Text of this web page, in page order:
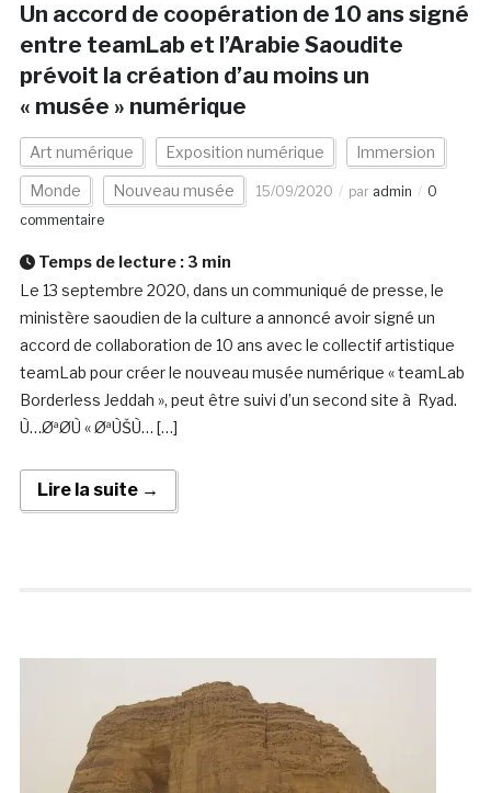
Un accord de coopération de 10 ans signé
entre teamLab et l’Arabie Saoudite
prévoit la création d’au moins un
« musée » numérique
Art numérique Exposition numérique Immersion
Monde Nouveau musée 15/09/2020 par admin
0
commentaire
Temps de lecture : 3 min
Le 13 septembre 2020, dans un communiqué de presse, le
ministère saoudien de la culture a annoncé avoir signé un
accord de collaboration de 10 ans avec le collectif artistique
teamLab pour créer le nouveau musée numérique « teamLab
Borderless Jeddah », peut être suivi d’un second site à Ryad.
Ù…ØªØ­Ù « ØªÙŠÙ… […]
Lire la suite →